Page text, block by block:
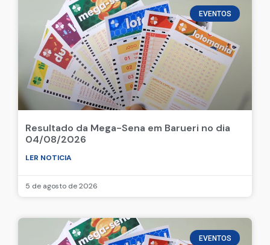
EVENTOS
Resultado da Mega-Sena em Barueri no dia
04/08/2026
LER NOTICIA
5 de agosto de 2026
EVENTOS